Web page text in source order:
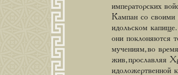
императорских
Кампан со своими
идольском
они поклоняются
мучениям, во
жив, прославляя
идоложертвенной